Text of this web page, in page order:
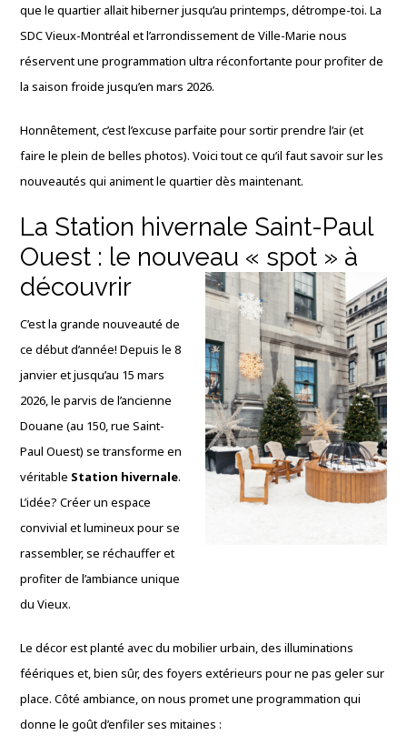
que le quartier allait hiberner jusqu’au printemps, détrompe-toi. La
SDC Vieux-Montréal et l’arrondissement de Ville-Marie nous
réservent une programmation ultra réconfortante pour profiter de
la saison froide jusqu’en mars 2026.
Honnêtement, c’est l’excuse parfaite pour sortir prendre l’air (et
faire le plein de belles photos). Voici tout ce qu’il faut savoir sur les
nouveautés qui animent le quartier dès maintenant.
La Station hivernale Saint-Paul
Ouest : le nouveau « spot » à
découvrir
C’est la grande nouveauté de
ce début d’année! Depuis le 8
janvier et jusqu’au 15 mars
2026, le parvis de l’ancienne
Douane (au 150, rue Saint-
Paul Ouest) se transforme en
véritable Station hivernale.
L’idée? Créer un espace
convivial et lumineux pour se
rassembler, se réchauffer et
profiter de l’ambiance unique
du Vieux.
Le décor est planté avec du mobilier urbain, des illuminations
féériques et, bien sûr, des foyers extérieurs pour ne pas geler sur
place. Côté ambiance, on nous promet une programmation qui
donne le goût d’enfiler ses mitaines :